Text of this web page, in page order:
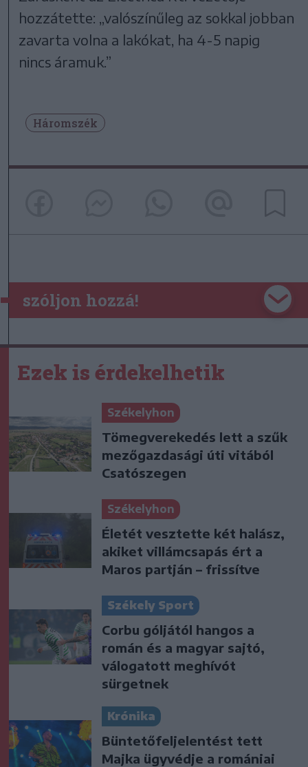
hozzátette: „valószínűleg az sokkal jobban
zavarta volna a lakókat, ha 4-5 napig
nincs áramuk.”
Háromszék
szóljon hozzá!
Ezek is érdekelhetik
Székelyhon
Tömegverekedés lett a szűk
mezőgazdasági úti vitából
Csatószegen
Székelyhon
Életét vesztette két halász,
akiket villámcsapás ért a
Maros partján – frissítve
Székely Sport
Corbu góljától hangos a
román és a magyar sajtó,
válogatott meghívót
sürgetnek
Krónika
Büntetőfeljelentést tett
Majka ügyvédje a romániai